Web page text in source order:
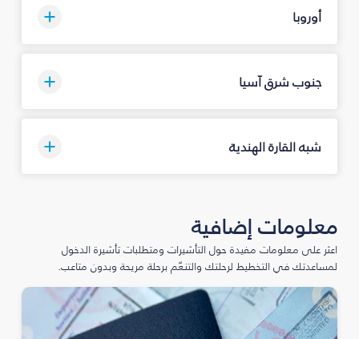
أوروبا
جنوب شرق آسيا
شبه القارة الهندية
معلومات إضافية
اعثر على معلومات مفيدة حول التأشيرات ومتطلبات تأشيرة الدخول
لمساعدتك في التخطيط لرحلتك والتنعّم برحلة مريحة وبدون متاعب.